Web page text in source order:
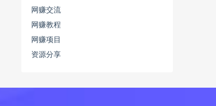
网赚交流
网赚教程
网赚项目
资源分享